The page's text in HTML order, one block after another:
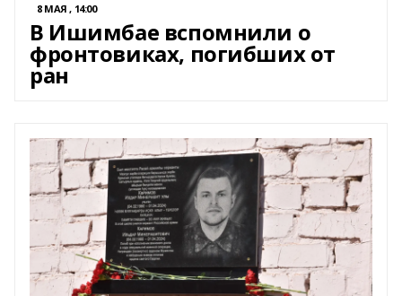
8 МАЯ , 14:00
В Ишимбае вспомнили о
фронтовиках, погибших от
ран